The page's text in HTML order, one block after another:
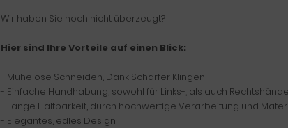
Wir haben Sie noch nicht überzeugt?
Hier sind Ihre Vorteile auf einen Blick:
- Mühelose Schneiden, Dank Scharfer Klingen
- Einfache Handhabung, sowohl für Links-, als auch
- Lange Haltbarkeit, durch hochwertige Verarbeitung und
- Elegantes, edles Design